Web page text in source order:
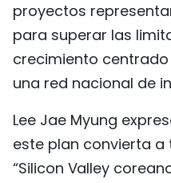
proyectos
para superar las
crecimiento
una red nacional de
Lee Jae Myung
este plan convierta a
“Silicon Valley